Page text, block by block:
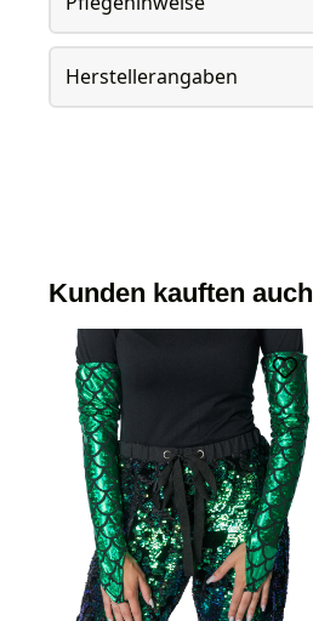
Herstellerangaben
Kunden kauften auch